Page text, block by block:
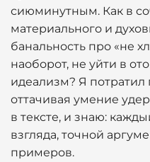
сиюминутным. Как в
материального и
банальность про «не
наоборот, не уйти в
идеализм? Я потратил
оттачивая умение
в тексте, и знаю:
взгляда, точной
примеров.